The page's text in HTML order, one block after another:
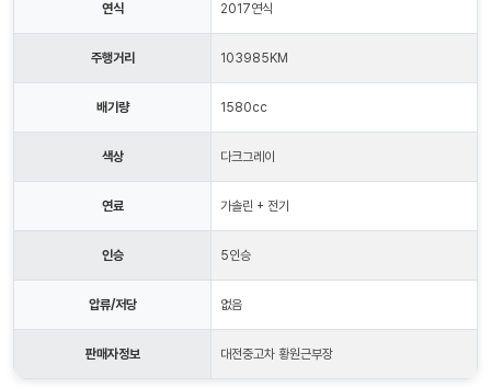
연식 2017연식
주행거리 103985KM
배기량 1580cc
색상 다크그레이
연료 가솔린 + 전기
인승 5인승
압류/저당 없음
판매자정보 대전중고차 황원근부장